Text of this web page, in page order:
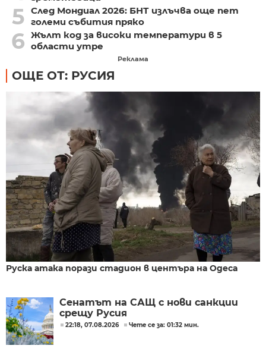
5 След Мондиал 2026: БНТ излъчва още пет
големи събития пряко
6 Жълт код за високи температури в 5
области утре
Реклама
ОЩЕ ОТ: РУСИЯ
Руска атака порази стадион в центъра на Одеса
Сенатът на САЩ с нови санкции
срещу Русия
22:18, 07.08.2026 Чете се за: 01:32 мин.